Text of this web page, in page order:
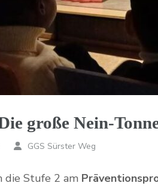
große Nein-
GGS Sürster Weg
die Stufe 2 am